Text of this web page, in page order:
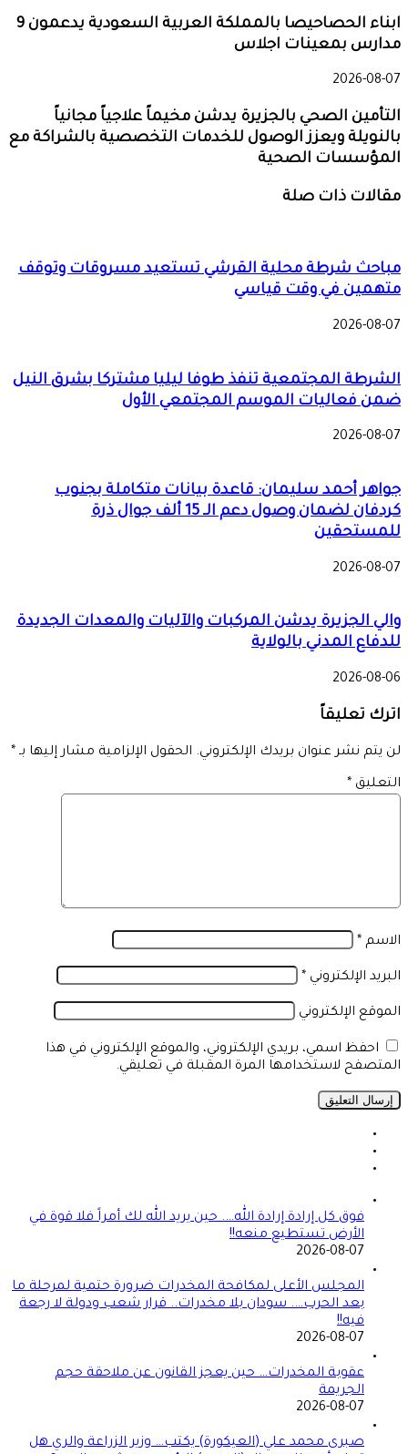
ابناء الحصاحيصا بالمملكة العربية السعودية يدعمون 9
مدارس بمعينات اجلاس
2026-08-07
التأمين الصحي بالجزيرة يدشن مخيماً علاجياً مجانياً
بالنويلة ويعزز الوصول للخدمات التخصصية بالشراكة مع
المؤسسات الصحية
مقالات ذات صلة
مباحث شرطة محلية القرشي تستعيد مسروقات وتوقف
متهمين في وقت قياسي
2026-08-07
الشرطة المجتمعية تنفذ طوفا ليليا مشتركا بشرق النيل
ضمن فعاليات الموسم المجتمعي الأول
2026-08-07
جواهر أحمد سليمان: قاعدة بيانات متكاملة بجنوب
كردفان لضمان وصول دعم الـ 15 ألف جوال ذرة
للمستحقين
2026-08-07
والي الجزيرة يدشن المركبات والآليات والمعدات الجديدة
للدفاع المدني بالولاية
2026-08-06
اترك تعليقاً
لن يتم نشر عنوان بريدك الإلكتروني. الحقول الإلزامية مشار إليها بـ *
التعليق *
الاسم *
البريد الإلكتروني *
الموقع الإلكتروني
احفظ اسمي، بريدي الإلكتروني، والموقع الإلكتروني في هذا
المتصفح لاستخدامها المرة المقبلة في تعليقي.
فوق كل إرادة إرادة الله…. حين يريد الله لك أمراً فلا قوة في
الأرض تستطيع منعه!!
2026-08-07
المجلس الأعلى لمكافحة المخدرات ضرورة حتمية لمرحلة ما
بعد الحرب…. سودان بلا مخدرات.. قرار شعب ودولة لا رجعة
فيه!!
2026-08-07
عقوبة المخدرات… حين يعجز القانون عن ملاحقة حجم
الجريمة
2026-08-07
صبرى محمد علي (العيكورة) يكتب… وزير الزراعة والري هل